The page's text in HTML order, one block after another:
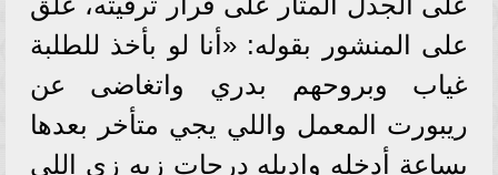
على المنشور بقوله: «أنا لو بأخذ للطلبة
غياب وبروحهم بدري واتغاضى عن
ريبورت المعمل واللي يجي متأخر بعدها
بساعة أدخله واديله درجات زيه زي اللي